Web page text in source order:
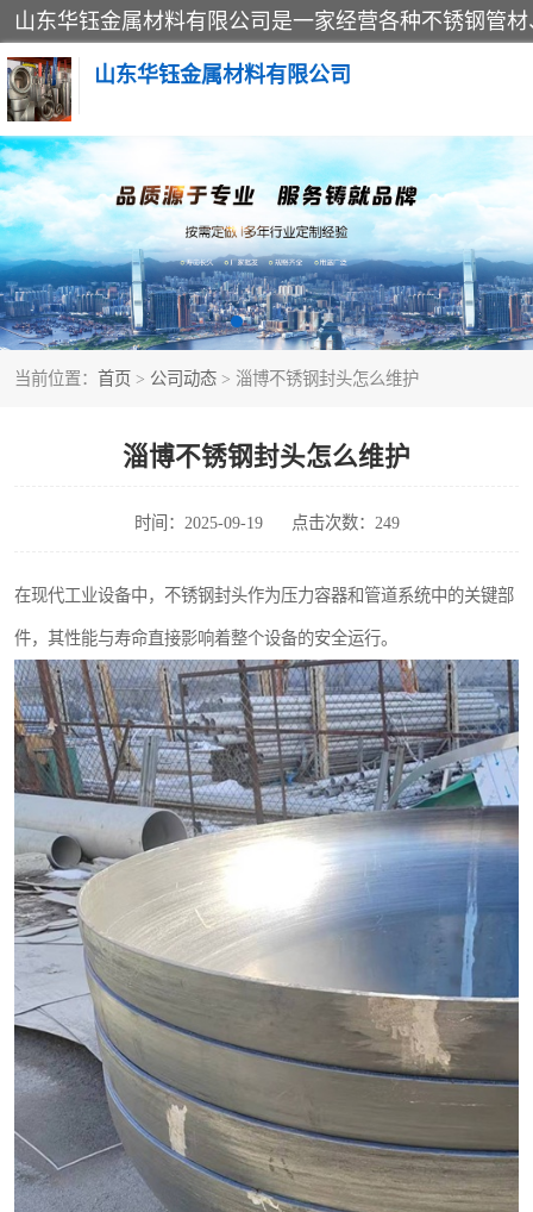
山东华钰金属材料有限公司
当前位置： 首页 > 公司动态 > 淄博不锈钢封头怎么维护
淄博不锈钢封头怎么维护
时间：2025-09-19 点击次数：249
在现代工业设备中，不锈钢封头作为压力容器和管道系统中的关键部
件，其性能与寿命直接影响着整个设备的安全运行。
不锈钢管
管件标准件
不锈钢人孔
不锈钢角钢